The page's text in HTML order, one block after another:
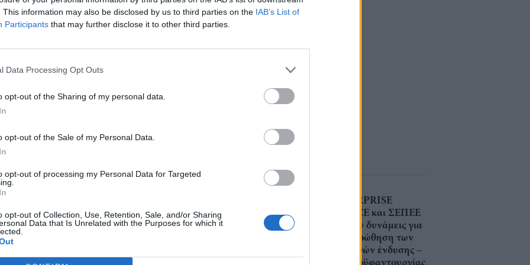
This information may also be disclosed by us to third parties on the IAB’s List of
Participants that may further disclose it to other third parties.
Data Processing Opt Outs
opt-out of the Sharing of my personal data.
opt-out of the Sale of my Personal Data.
opt-out of processing my Personal Data for Targeted
opt-out of Collection, Use, Retention, Sale, and/or Sharing
Data that Is Unrelated with the Purposes for which it
... σχόλια| Κάνε click για να σχολιάσεις
2026: Η «αφρόκρεμα»
του ελληνικού
Λαύριο, το
ENTERPRISE
GREECE και ΣΕΠΕΕ
ένωσαν δυνάμεις για
την προώθηση των
εξαγωγών ένδυσης –
κλωστοϋφαντουργίας